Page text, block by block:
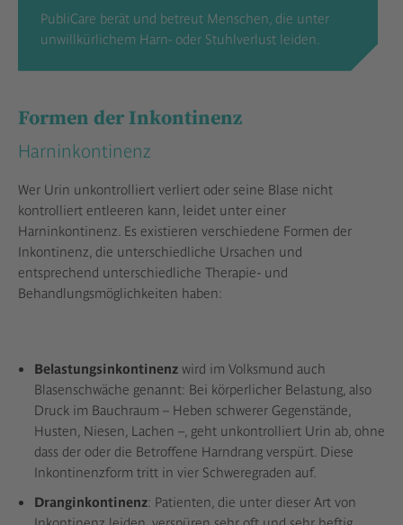
PubliCare berät und betreut Menschen, die unter
unwillkürlichem Harn- oder Stuhlverlust leiden.
Formen der Inkontinenz
Harninkontinenz
Wer Urin unkontrolliert verliert oder seine Blase nicht
kontrolliert entleeren kann, leidet unter einer
Harninkontinenz. Es existieren verschiedene Formen der
Inkontinenz, die unterschiedliche Ursachen und
entsprechend unterschiedliche Therapie- und
Behandlungsmöglichkeiten haben:
Belastungsinkontinenz wird im Volksmund auch
Blasenschwäche genannt: Bei körperlicher Belastung, also
Druck im Bauchraum – Heben schwerer Gegenstände,
Husten, Niesen, Lachen –, geht unkontrolliert Urin ab, ohne
dass der oder die Betroffene Harndrang verspürt. Diese
Inkontinenzform tritt in vier Schweregraden auf.
Dranginkontinenz: Patienten, die unter dieser Art von